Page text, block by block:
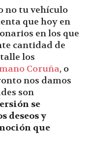
no tu vehículo
que hoy en
en los que
cantidad de
los
Coruña, o
nos damos
son
se
deseos y
que